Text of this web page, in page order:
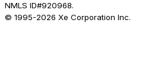
NMLS ID#920968.
© 1995-2026 Xe Corporation Inc.